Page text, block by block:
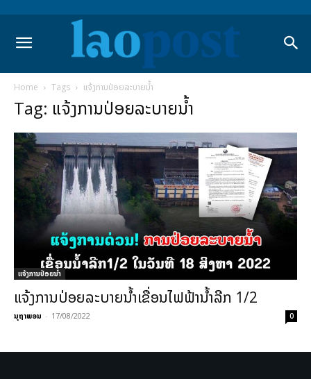
Home Tags ແຈ້ງການປ່ອຍລະບາຍນ້ຳ
Tag: ແຈ້ງການປ່ອຍລະບາຍນ້ຳ
ແຈ້ງການປ່ອຍນ້ຳ
ແຈ້ງການປ່ອຍລະບາຍນ້ຳເຂື່ອນໄຟຟ້ານ້ຳລີກ 1/2
ນຸຖາພອນ - 17/08/2022 0